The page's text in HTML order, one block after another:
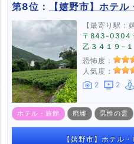
第8位： 【嬉野市】ホテ
【最寄り駅：
〒843-0304
乙３４１９−１
恐怖度：
人気度：
2
2
ホテル・旅館 廃墟 男性の霊
【嬉野市】ホテル